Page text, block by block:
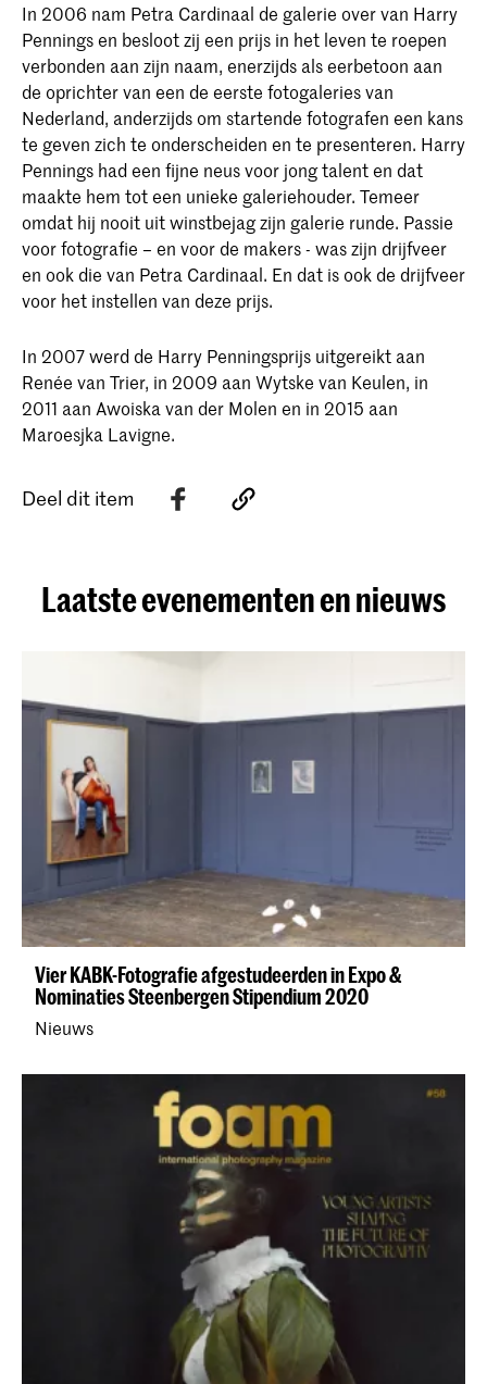
In 2006 nam Petra Cardinaal de galerie over van Harry
Pennings en besloot zij een prijs in het leven te roepen
verbonden aan zijn naam, enerzijds als eerbetoon aan
de oprichter van een de eerste fotogaleries van
Nederland, anderzijds om startende fotografen een kans
te geven zich te onderscheiden en te presenteren. Harry
Pennings had een fijne neus voor jong talent en dat
maakte hem tot een unieke galeriehouder. Temeer
omdat hij nooit uit winstbejag zijn galerie runde. Passie
voor fotografie – en voor de makers - was zijn drijfveer
en ook die van Petra Cardinaal. En dat is ook de drijfveer
voor het instellen van deze prijs.
In 2007 werd de Harry Penningsprijs uitgereikt aan
Renée van Trier, in 2009 aan Wytske van Keulen, in
2011 aan Awoiska van der Molen en in 2015 aan
Maroesjka Lavigne.
Deel dit item
Laatste evenementen en nieuws
Vier KABK-Fotografie afgestudeerden in Expo &
Nominaties Steenbergen Stipendium 2020
Nieuws